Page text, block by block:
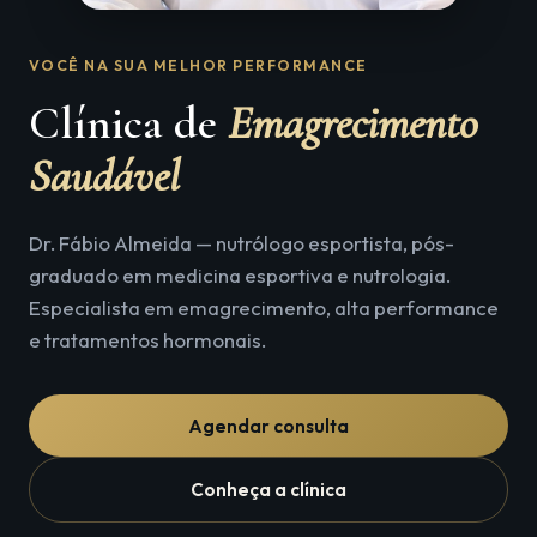
VOCÊ NA SUA MELHOR PERFORMANCE
Clínica de Emagrecimento
Saudável
Dr. Fábio Almeida — nutrólogo esportista, pós-
graduado em medicina esportiva e nutrologia.
Especialista em emagrecimento, alta performance
e tratamentos hormonais.
Agendar consulta
Conheça a clínica